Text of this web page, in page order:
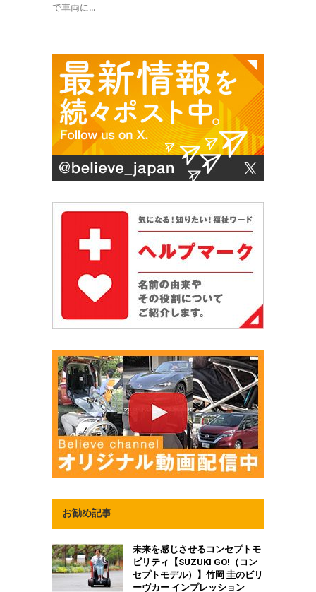
で車両に...
お勧め記事
未来を感じさせるコンセプトモ
ビリティ【SUZUKI GO!（コン
セプトモデル）】竹岡 圭のビリ
ーヴカー インプレッション